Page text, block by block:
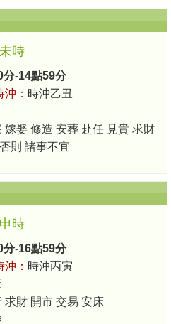
時
分-14點59分
沖： 時沖乙丑
嫁娶 修造 安葬 赴任 見貴 求財
則 諸事不宜
時
分-16點59分
沖： 時沖丙寅
求財 開市 交易 安床